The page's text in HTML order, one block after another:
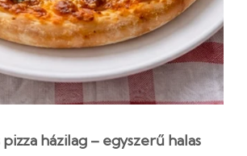
házilag – egyszerű halas